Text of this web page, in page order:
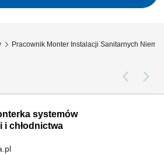
Pracownik Monter Instalacji Sanitarnych Niemcy
systemów
i chłodnictwa